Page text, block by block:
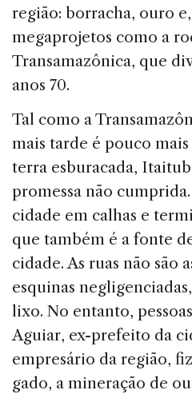
região: borracha, ouro
megaprojetos como a
Transamazônica, que
anos 70.
Tal como a
mais tarde é pouco
terra esburacada,
promessa não
cidade em calhas e
que também é a fonte
cidade. As ruas não são
esquinas
lixo. No entanto,
Aguiar, ex-prefeito da
empresário da região,
gado, a mineração de